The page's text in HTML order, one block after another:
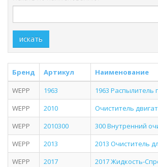
искать
Бренд Артикул
Наименование
WEPP
1963
1963
WEPP
2010
Очиститель
WEPP
2010300
300 Внутренний
WEPP
2013
2013 Очиститель
WEPP
2017
2017 Жидкость-